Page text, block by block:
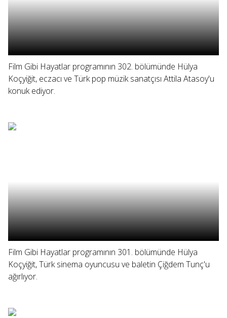
Film Gibi Hayatlar programının 302. bölümünde Hülya
Koçyiğit, eczacı ve Türk pop müzik sanatçısı Attila Atasoy'u
konuk ediyor.
Film Gibi Hayatlar programının 301. bölümünde Hülya
Koçyiğit, Türk sinema oyuncusu ve baletin Çiğdem Tunç'u
ağırlıyor.